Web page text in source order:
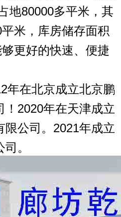
地80000多平米，其
米，库房储存面积
更好的快速、便捷
年在北京成立北京鹏
！2020年在天津成立
限公司。2021年成立
。